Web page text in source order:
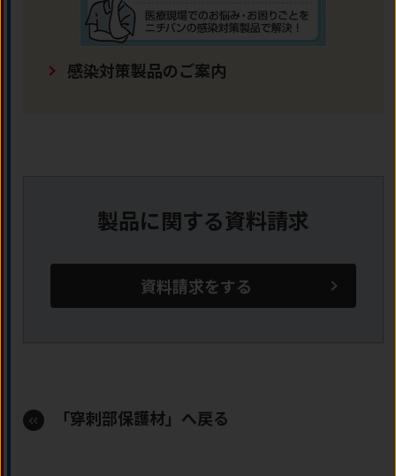
感染対策製品のご案内
製品に関する資料請求
資料請求をする
「穿刺部保護材」へ戻る